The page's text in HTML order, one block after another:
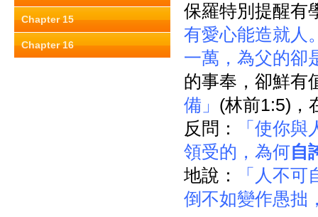
Chapter 15
Chapter 16
保羅特別提醒有
有愛心能造就人
一萬，為父的卻
的事奉，卻鮮有
備」 (林前1:5)，
反問：
「使你
領受的，為何自
地說：
「人不
倒不如變作愚拙